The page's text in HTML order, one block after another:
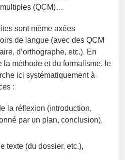
(QCM)…
sont même axées
de langue (avec des QCM
d’orthographe, etc.). En
la méthode et du formalisme, le
ici systématiquement à
:
la réflexion (introduction,
par un plan, conclusion),
texte (du dossier, etc.),